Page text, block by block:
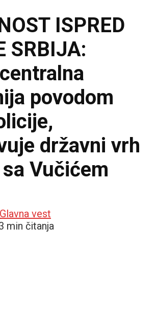
ISPRED
SRBIJA:
povodom
državni vrh
Vučićem
Glavna vest
min čitanja